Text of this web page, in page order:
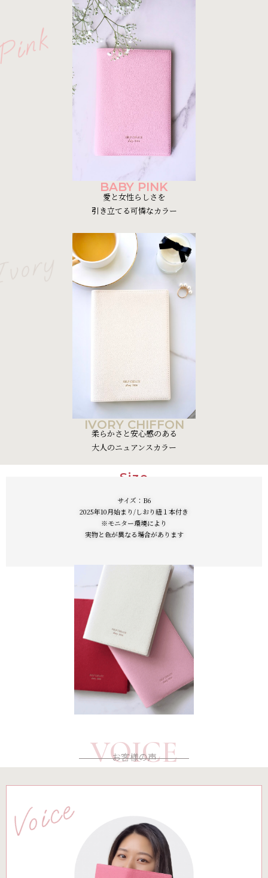
BABY PINK
愛と女性らしさを
引き立てる可憐なカラー
IVORY CHIFFON
柔らかさと安心感のある
大人のニュアンスカラー
Size
サイズ：B6
2025年10月始まり/しおり紐１本付き
※モニター環境により
実物と色が異なる場合があります
VOICE
お客様の声
Voice